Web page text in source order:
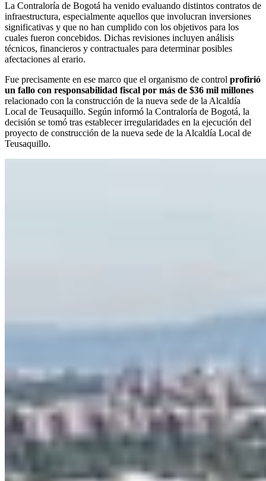
La Contraloría de Bogotá ha venido evaluando distintos contratos de
infraestructura, especialmente aquellos que involucran inversiones
significativas y que no han cumplido con los objetivos para los
cuales fueron concebidos. Dichas revisiones incluyen análisis
técnicos, financieros y contractuales para determinar posibles
afectaciones al erario.
Fue precisamente en ese marco que el organismo de control profirió
un fallo con responsabilidad fiscal por más de $36 mil millones
relacionado con la construcción de la nueva sede de la Alcaldía
Local de Teusaquillo. Según informó la Contraloría de Bogotá, la
decisión se tomó tras establecer irregularidades en la ejecución del
proyecto de construcción de la nueva sede de la Alcaldía Local de
Teusaquillo.